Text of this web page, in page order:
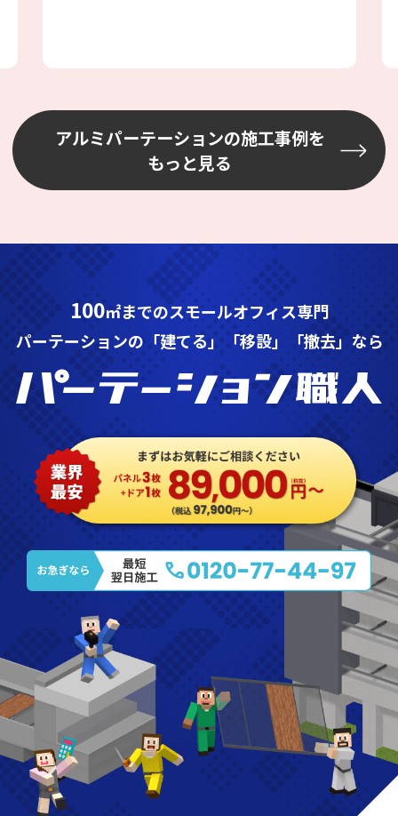
アルミパーテーションの施工事例を
もっと見る
100㎡までのスモールオフィス専門
パーテーションの「建てる」「移設」「撤去」なら